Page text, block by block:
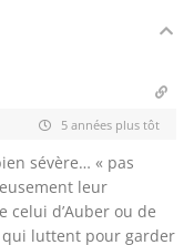
5 années plus tôt
sévère… « pas
leur
celui d’Auber ou de
qui luttent pour garder